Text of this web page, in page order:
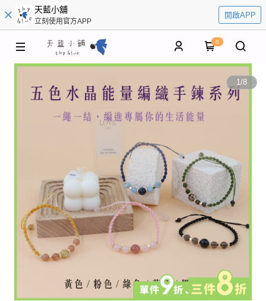
天藍小舖
立刻使用官方APP
開啟APP
0
1/8